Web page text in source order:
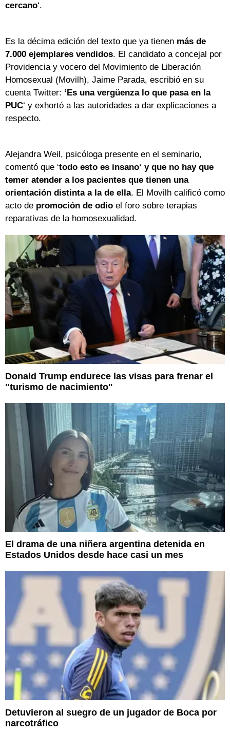
cercano‘.
Es la décima edición del texto que ya tienen más de
7.000 ejemplares vendidos. El candidato a concejal por
Providencia y vocero del Movimiento de Liberación
Homosexual (Movilh), Jaime Parada, escribió en su
cuenta Twitter: ‘Es una vergüenza lo que pasa en la
PUC‘ y exhortó a las autoridades a dar explicaciones a
respecto.
Alejandra Weil, psicóloga presente en el seminario,
comentó que ‘todo esto es insano‘ y que no hay que
temer atender a los pacientes que tienen una
orientación distinta a la de ella. El Movilh calificó como
acto de promoción de odio el foro sobre terapias
reparativas de la homosexualidad.
Donald Trump endurece las visas para frenar el
"turismo de nacimiento"
El drama de una niñera argentina detenida en
Estados Unidos desde hace casi un mes
Detuvieron al suegro de un jugador de Boca por
narcotráfico